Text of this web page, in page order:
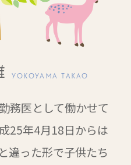
YOKOYAMA TAKAO
務医として働かせて
25年4月18日からは
違った形で子供たち